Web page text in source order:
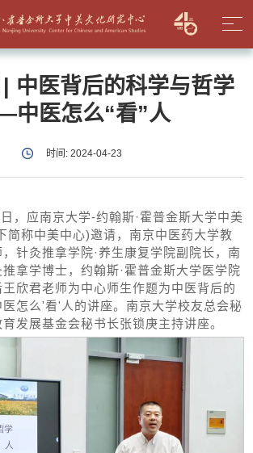
中医背后的科学与哲学
医怎么“看”人
时间: 2024-04-23
，应南京大学-约翰斯·霍普金斯大学中美
简称中美中心)邀请，南京中医药大学教
针灸推拿学院·养生康复学院副院长，南
拿学博士，约翰斯·霍普金斯大学医学院
欣君老师为中心师生作题为中医背后的
怎么'看'人的讲座。南京大学校友总会秘
发展基金会秘书长张锁庚主持讲座。